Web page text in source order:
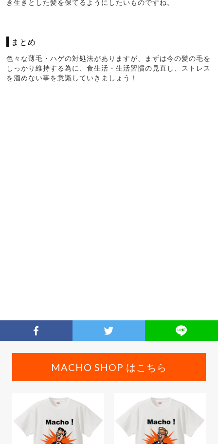
き生きとした髪を保てるようにしたいものですね。
まとめ
色々な薄毛・ハゲの対処法がありますが、まずは今の髪の毛を
しっかり維持する為に、食生活・生活習慣の見直し、ストレス
を溜めない事を意識していきましょう！
MACHO SHOP はこちら